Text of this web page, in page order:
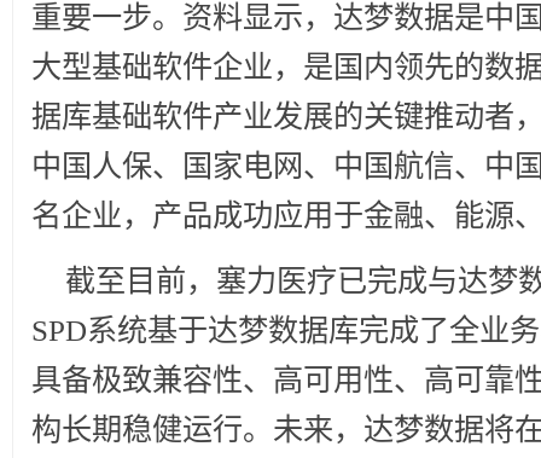
重要一步。资料显示，达梦数据是中
大型基础软件企业，是国内领先的数
据库基础软件产业发展的关键推动者
中国人保、国家电网、中国航信、中
名企业，产品成功应用于金融、能源
截至目前，塞力医疗已完成与达梦
SPD系统基于达梦数据库完成了全业
具备极致兼容性、高可用性、高可靠
构长期稳健运行。未来，达梦数据将